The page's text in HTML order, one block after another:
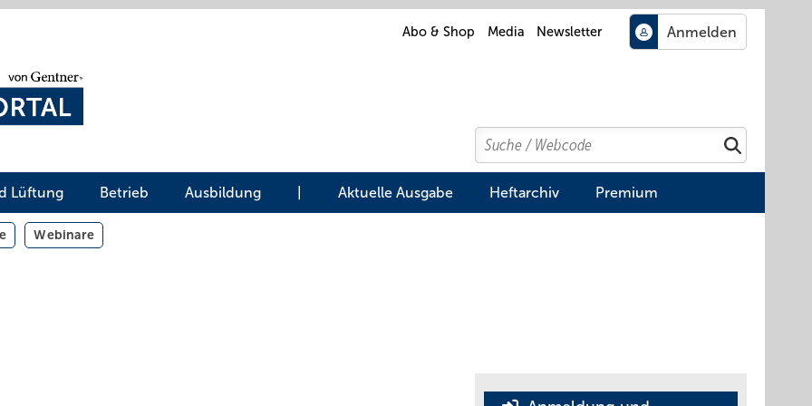
Abo & Shop Media Newsletter
Search
Suchen
Lüftung Betrieb Ausbildung Aktuelle Ausgabe Heftarchiv Premium
Webinare